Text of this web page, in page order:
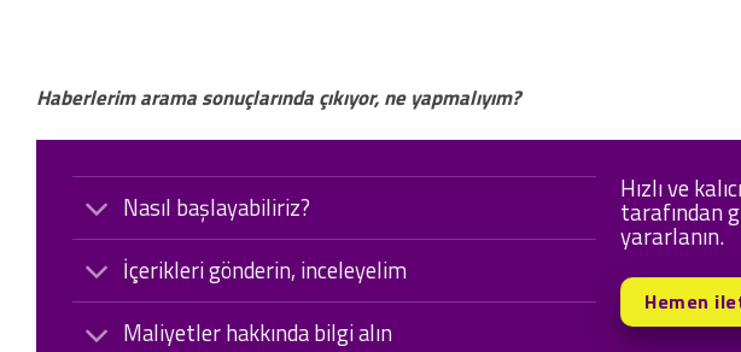
Haberlerim arama sonuçlarında çıkıyor, ne yapmalıyım?
Nasıl başlayabiliriz?
İçerikleri gönderin, inceleyelim
Maliyetler hakkında bilgi alın
Hızlı ve
tarafından
yararlanın.
Hemen